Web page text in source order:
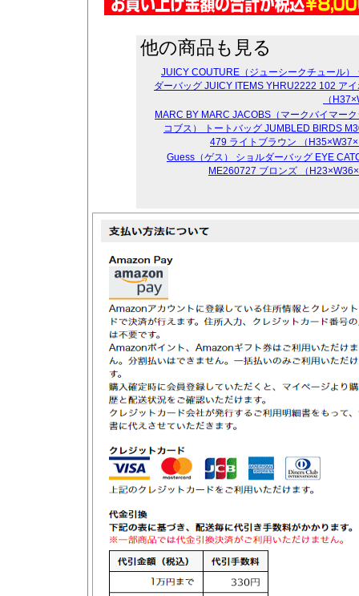
他の商品も見る
JUICY COUTURE（ジューシークチュール）
ダーバッグ JUICY ITEMS YHRU2222 102 ア
（
MARC BY MARC JACOBS（マークバイマー
コブス） トートバッグ JUMBLED BIRDS
479 ライトブラウン （
Guess（ゲス） ショルダーバッグ EYE
ME260727 ブロンズ （